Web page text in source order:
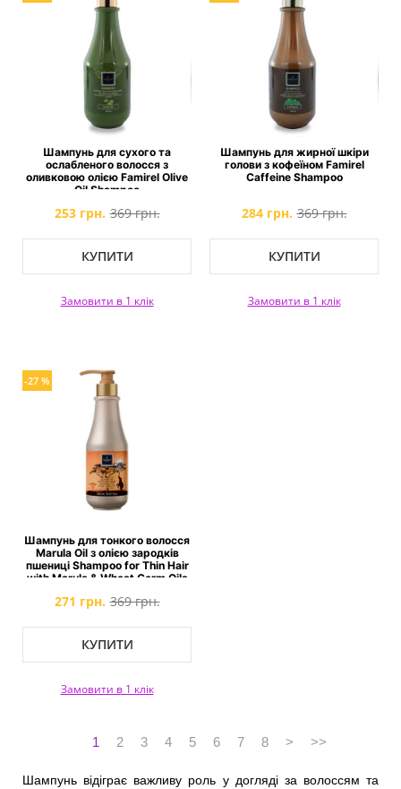
Шампунь для сухого та
ослабленого волосся з
оливковою олією Famirel Olive
Oil Shampoo
253 грн. 369 грн.
КУПИТИ
Замовити в 1 клік
Шампунь для жирної шкіри
голови з кофеїном Famirel
Caffeine Shampoo
284 грн. 369 грн.
КУПИТИ
Замовити в 1 клік
-27 %
Шампунь для тонкого волосся
Marula Oil з олією зародків
пшениці Shampoo for Thin Hair
with Marula & Wheat Germ Oils
271 грн. 369 грн.
КУПИТИ
Замовити в 1 клік
1 2 3 4 5 6 7 8 > >>
Шампунь відіграє важливу роль у догляді за волоссям та